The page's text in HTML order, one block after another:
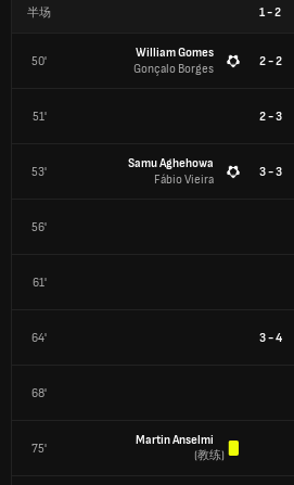
半场 1-2
50'
William Gomes
Gonçalo Borges
2 - 2
51' 2 - 3
53'
Samu Aghehowa
Fábio Vieira
3 - 3
56'
61'
64' 3 - 4
68'
75'
Martin Anselmi
(教练)